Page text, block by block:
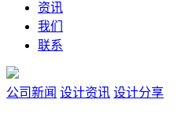
资讯
我们
联系
公司新闻 设计资讯 设计分享